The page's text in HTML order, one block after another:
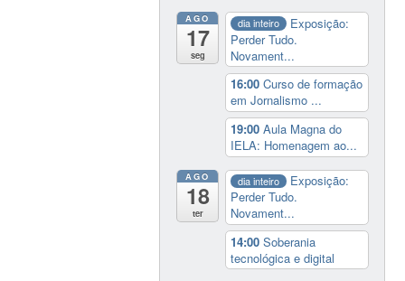
AGO
17
seg
dia inteiro
Exposição:
Perder Tudo.
Novament...
16:00Curso de formação
em Jornalismo ...
19:00Aula Magna do
IELA: Homenagem ao...
AGO
18
ter
dia inteiro
Exposição:
Perder Tudo.
Novament...
14:00Soberania
tecnológica e digital